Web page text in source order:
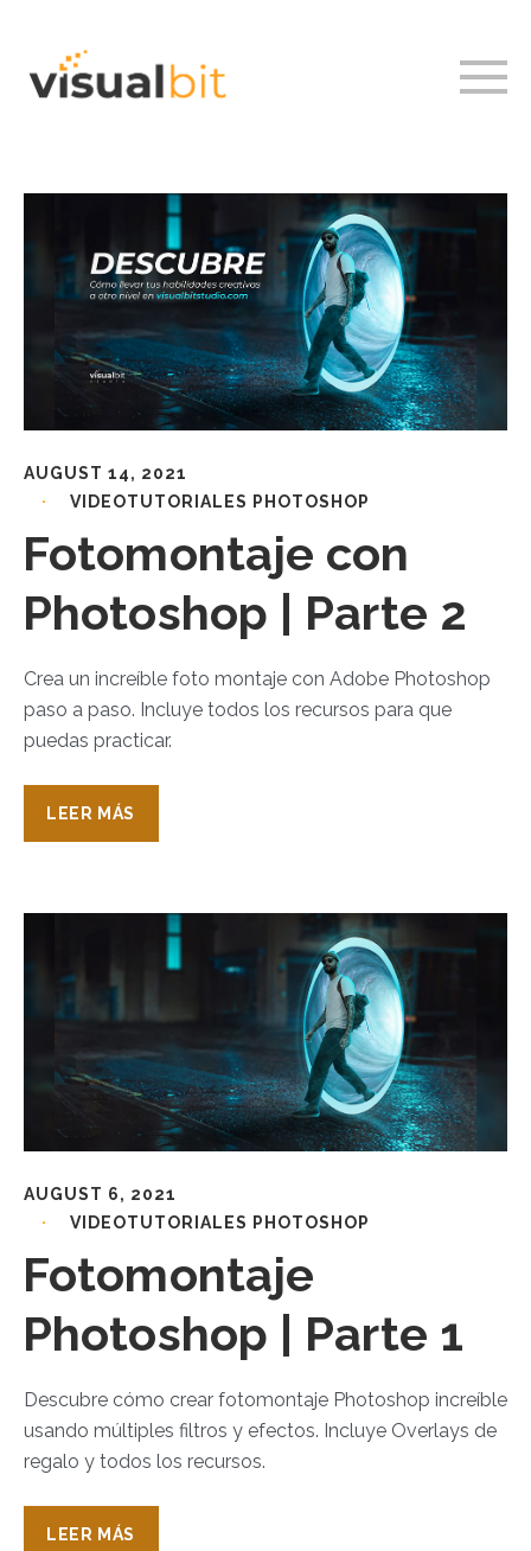
AUGUST 14, 2021
VIDEOTUTORIALES PHOTOSHOP
Fotomontaje con
Photoshop | Parte 2
Crea un increíble foto montaje con Adobe Photoshop
paso a paso. Incluye todos los recursos para que
puedas practicar.
LEER MÁS
AUGUST 6, 2021
VIDEOTUTORIALES PHOTOSHOP
Fotomontaje
Photoshop | Parte 1
Descubre cómo crear fotomontaje Photoshop increíble
usando múltiples filtros y efectos. Incluye Overlays de
regalo y todos los recursos.
LEER MÁS